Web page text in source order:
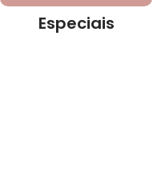
Especiais